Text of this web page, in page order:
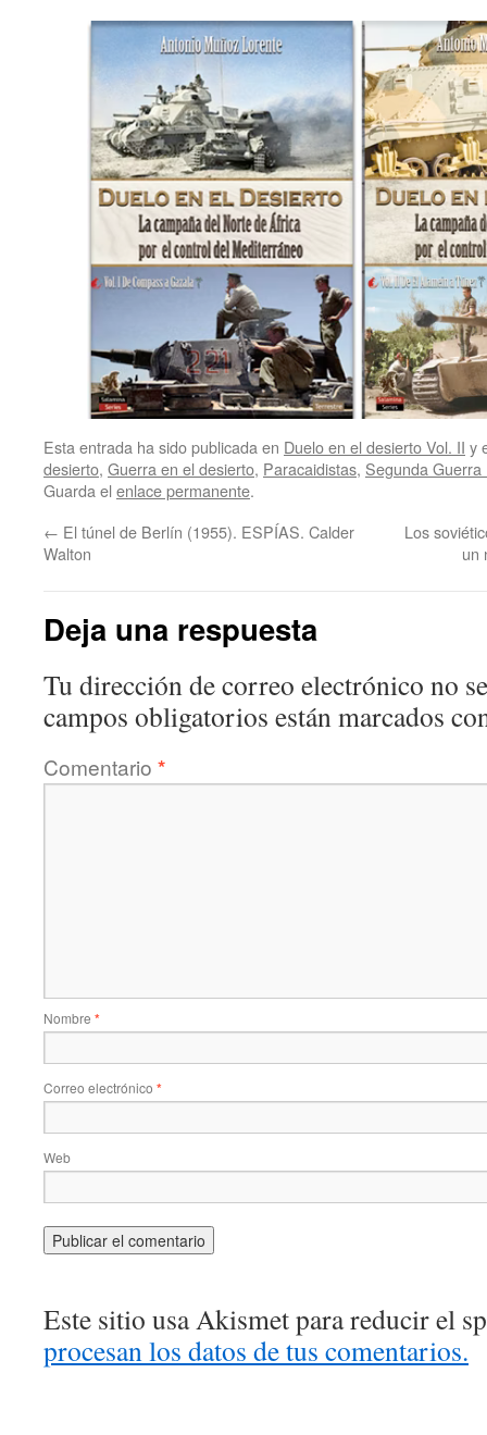
Esta entrada ha sido publicada en Duelo en el desierto Vol. II y
desierto, Guerra en el desierto, Paracaidistas, Segunda Guerra
Guarda el enlace permanente.
← El túnel de Berlín (1955). ESPÍAS. Calder
Walton
Los
un
Deja una respuesta
Tu dirección de correo electrónico no
campos obligatorios están marcados
Comentario *
Nombre *
Correo electrónico *
Web
Este sitio usa Akismet para reducir el
procesan los datos de tus comentarios.